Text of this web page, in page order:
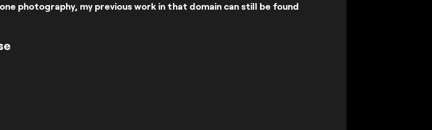
photography, my previous work in that domain can still be found